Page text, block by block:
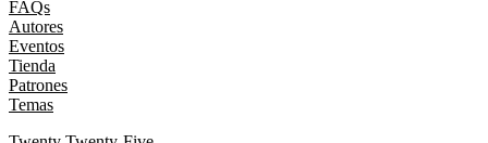
FAQs
Autores
Eventos
Tienda
Patrones
Temas